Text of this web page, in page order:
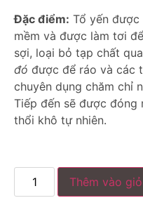
Đặc điểm: Tổ yến
mềm và được làm tơi
sợi, loại bỏ tạp chất
đó được để ráo và các
chuyên dụng chăm chỉ
Tiếp đến sẽ được đóng
thổi khô tự nhiên.
Thêm vào